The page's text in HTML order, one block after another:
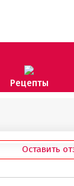
Рецепты
Оставить